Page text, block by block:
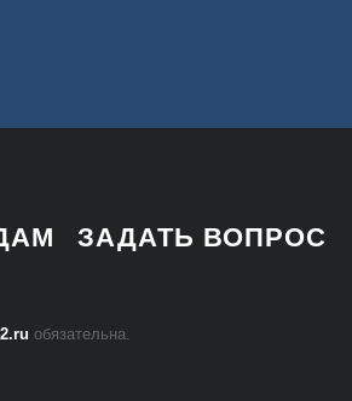
ЗАДАТЬ ВОПРОС
обя­за­тель­на.